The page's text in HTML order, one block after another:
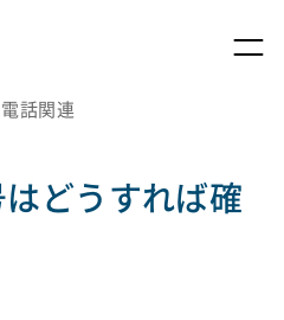
話関連
どうすれば確